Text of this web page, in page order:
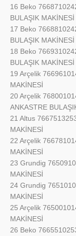
16 Beko
BULAŞIK MAKİNESİ
17 Beko
BULAŞIK MAKİNESİ
18 Beko
BULAŞIK MAKİNESİ
19 Arçelik
MAKİNESİ
20 Arçelik
ANKASTRE
21 Altus
MAKİNESİ
22 Arçelik
MAKİNESİ
23 Grundig
MAKİNESİ
24 Grundig
MAKİNESİ
25 Arçelik
MAKİNESİ
26 Beko